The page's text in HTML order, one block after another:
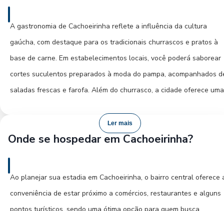
desenvolvimento de Cachoeirinha, desde seus primórdios até os
atuais, sendo fundamental para compreender a identidade da
A gastronomia de Cachoeirinha reflete a influência da cultura
gaúcha, com destaque para os tradicionais churrascos e pratos à
base de carne. Em estabelecimentos locais, você poderá saborear
cortes suculentos preparados à moda do pampa, acompanhados
saladas frescas e farofa. Além do churrasco, a cidade oferece uma
resgatando as tradições dos imigrantes que contribuíram para a
formação da região. Prove os risotos, as massas artesanais e os
Ler mais
Onde se hospedar em Cachoeirinha?
Ao planejar sua estadia em Cachoeirinha, o bairro central oferece
conveniência de estar próximo a comércios, restaurantes e alguns